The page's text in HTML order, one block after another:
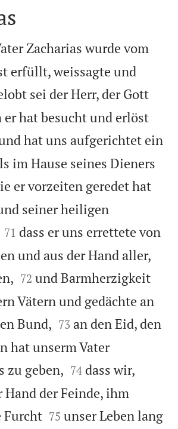
Zacharias wurde vom
erfüllt, weissagte und
sei der Herr, der Gott
er hat besucht und erlöst
hat uns aufgerichtet ein
im Hause seines Dieners
er vorzeiten geredet hat
seiner heiligen


71 dass er uns errettete von
und aus der Hand aller,


72 und Barmherzigkeit
Vätern und gedächte an
Bund, 

73 an den Eid, den
hat unserm Vater
zu geben, 

74 dass wir,
Hand der Feinde, ihm
Furcht
75 unser Leben lang